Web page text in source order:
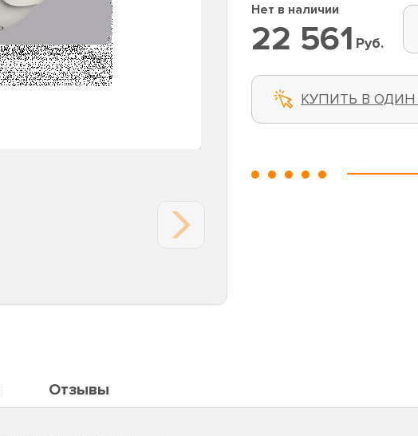
Нет в наличии
22 561 Руб.
КУПИТЬ В
Отзывы